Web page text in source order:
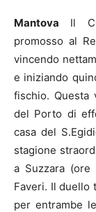
Mantova Il
promosso al
vincendo
e iniziando
fischio. Questa
del Porto di
casa del
stagione
a Suzzara (ore
Faveri. Il duello
per entrambe